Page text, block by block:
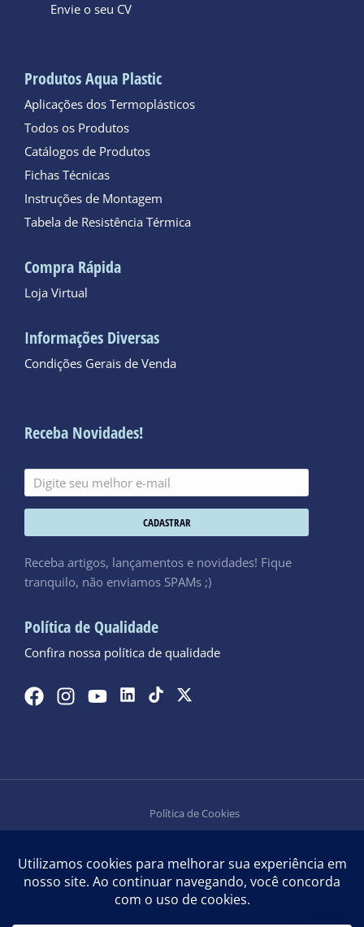
Envie o seu CV
Produtos Aqua Plastic
Aplicações dos Termoplásticos
Todos os Produtos
Catálogos de Produtos
Fichas Técnicas
Instruções de Montagem
Tabela de Resistência Térmica
Compra Rápida
Loja Virtual
Informações Diversas
Condições Gerais de Venda
Receba Novidades!
CADASTRAR
Receba artigos, lançamentos e novidades! Fique
tranquilo, não enviamos SPAMs ;)
Política de Qualidade
Confira nossa política de qualidade
Política de Cookies